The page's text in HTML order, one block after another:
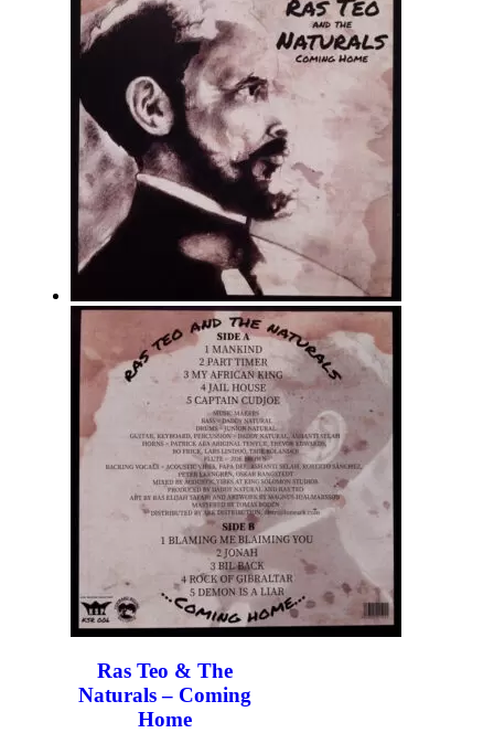
Ras Teo & The
Naturals – Coming
Home